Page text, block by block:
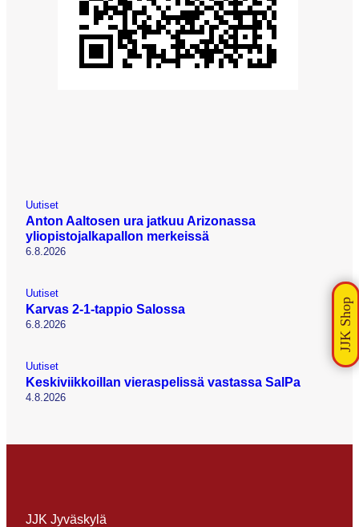
Uutiset
Anton Aaltosen ura jatkuu Arizonassa
yliopistojalkapallon merkeissä
6.8.2026
Uutiset
Karvas 2-1-tappio Salossa
6.8.2026
Uutiset
Keskiviikkoillan vieraspelissä vastassa SalPa
4.8.2026
JJK Jyväskylä